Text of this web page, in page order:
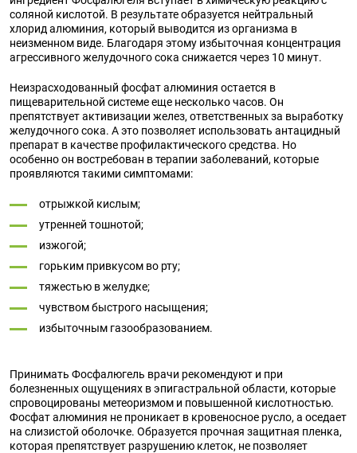
соляной кислотой. В результате образуется нейтральный
хлорид алюминия, который выводится из организма в
неизменном виде. Благодаря этому избыточная концентрация
агрессивного желудочного сока снижается через 10 минут.
Неизрасходованный фосфат алюминия остается в
пищеварительной системе еще несколько часов. Он
препятствует активизации желез, ответственных за выработку
желудочного сока. А это позволяет использовать антацидный
препарат в качестве профилактического средства. Но
особенно он востребован в терапии заболеваний, которые
проявляются такими симптомами:
отрыжкой кислым;
утренней тошнотой;
изжогой;
горьким привкусом во рту;
тяжестью в желудке;
чувством быстрого насыщения;
избыточным газообразованием.
Принимать Фосфалюгель врачи рекомендуют и при
болезненных ощущениях в эпигастральной области, которые
спровоцированы метеоризмом и повышенной кислотностью.
Фосфат алюминия не проникает в кровеносное русло, а оседает
на слизистой оболочке. Образуется прочная защитная пленка,
которая препятствует разрушению клеток, не позволяет